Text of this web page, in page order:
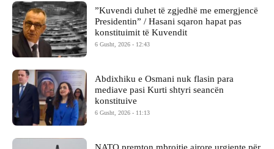
​”Kuvendi duhet të zgjedhë me emergjencë
Presidentin” / Hasani sqaron hapat pas
konstituimit të Kuvendit
6 Gusht, 2026 - 12:43
Abdixhiku e Osmani nuk flasin para
mediave pasi Kurti shtyri seancën
konstituive
6 Gusht, 2026 - 11:13
NATO premton mbrojtje ajrore urgjente për